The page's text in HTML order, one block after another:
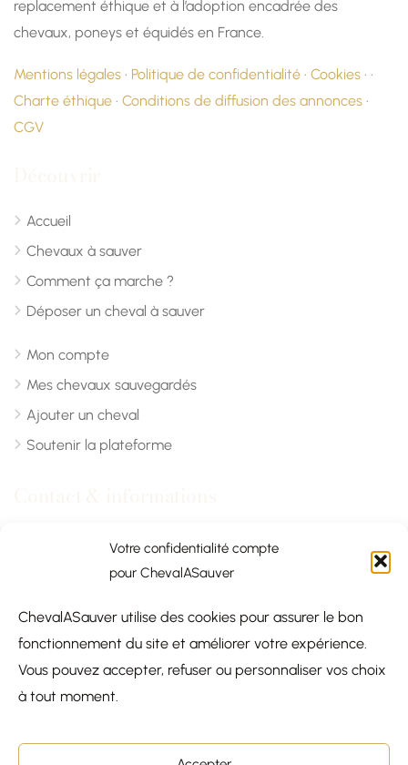
Votre confidentialité compte
pour ChevalASauver
ChevalASauver utilise des cookies pour assurer le bon
fonctionnement du site et améliorer votre expérience.
Vous pouvez accepter, refuser ou personnaliser vos choix
à tout moment.
replacement éthique et à l’adoption encadrée des
chevaux, poneys et équidés en France.
Mentions légales · Politique de confidentialité · Cookies · ·
Charte éthique · Conditions de diffusion des annonces ·
CGV
Accueil
Chevaux à sauver
Comment ça marche ?
Déposer un cheval à sauver
Mon compte
Mes chevaux sauvegardés
Ajouter un cheval
Soutenir la plateforme
Chevalasauver.com
Normandie, France
contact@chevalasauver.com
Communiqué de presse